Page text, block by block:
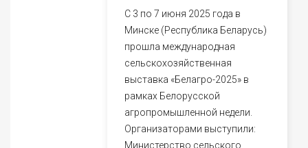
С 3 по 7 июня 2025 года в
Минске (Республика Беларусь)
прошла международная
сельскохозяйственная
выставка «Белагро-2025» в
рамках Белорусской
агропромышленной недели.
Организаторами выступили:
Министерство сельского